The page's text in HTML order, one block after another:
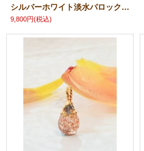
シルバーホワイト淡水バロックパール スタッズピアス
9,800円(税込)